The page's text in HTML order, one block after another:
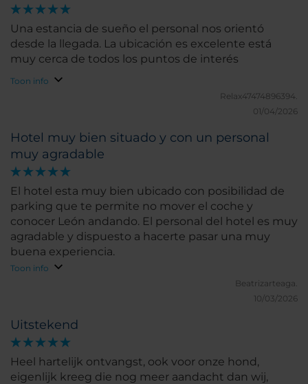
Uitstekend
Heel hartelijk ontvangst, ook voor onze hond,
eigenlijk kreeg die nog meer aandacht dan wij,
Una estancia de sueño el personal nos orientó
desde la llegada. La ubicación es excelente está
muy cerca de todos los puntos de interés
Toon info
Relax47474896394.
01/04/2026
Hotel muy bien situado y con un personal
muy agradable
El hotel esta muy bien ubicado con posibilidad de
parking que te permite no mover el coche y
conocer León andando. El personal del hotel es muy
agradable y dispuesto a hacerte pasar una muy
buena experiencia.
Toon info
Beatrizarteaga.
10/03/2026